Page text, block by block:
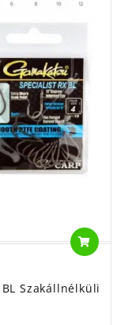
Szakállnélküli